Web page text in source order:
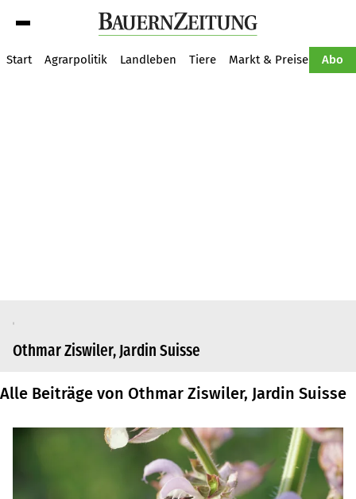
Start Agrarpolitik Landleben Tiere Markt & Preise Abo
Othmar Ziswiler, Jardin Suisse
Alle Beiträge von Othmar Ziswiler, Jardin Suisse